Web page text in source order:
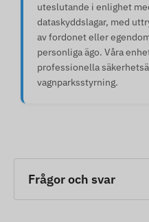
uteslutande i enlighet
dataskyddslagar, med
av fordonet eller
personliga ägo. Våra
professionella
vagnparksstyrning.
Frågor och svar